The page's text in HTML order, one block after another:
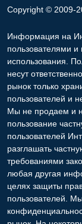
Copyright © 2009-
Информация на
пользователями
использования.
несут
рынок только
пользователей и
Мы не продаем и
пользование
пользователей
разглашать
требованиями
любая другая
целях защиты
пользователей.